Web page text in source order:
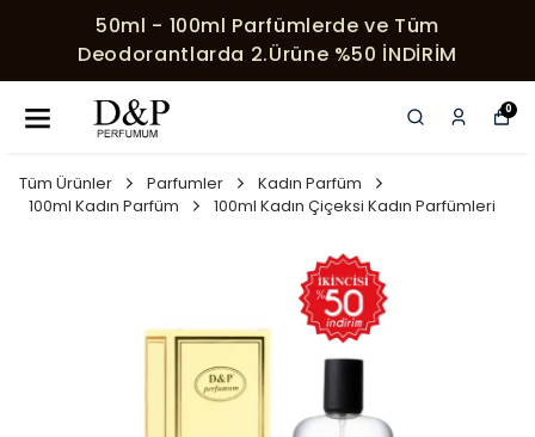
50ml - 100ml Parfümlerde ve Tüm
Deodorantlarda 2.Ürüne %50 İNDİRİM
0
Tüm Ürünler Parfumler
Kadın Parfüm
100ml Kadın Parfüm
100ml Kadın Çiçeksi Kadın Parfümleri